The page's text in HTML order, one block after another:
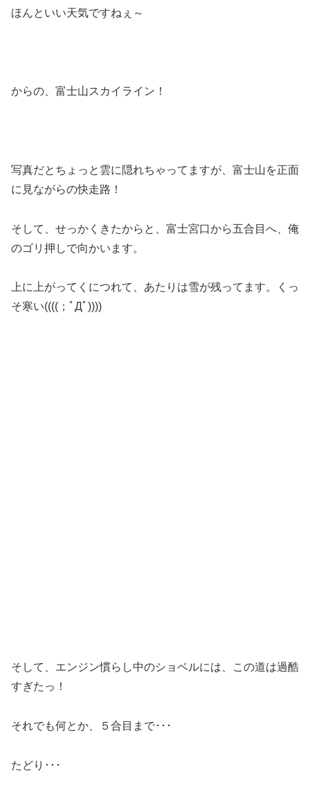
ほんといい天気ですねぇ～
からの、富士山スカイライン！
写真だとちょっと雲に隠れちゃってますが、富士山を正面
に見ながらの快走路！
そして、せっかくきたからと、富士宮口から五合目へ、俺
のゴリ押しで向かいます。
上に上がってくにつれて、あたりは雪が残ってます。くっ
そ寒い((((；ﾟДﾟ))))
そして、エンジン慣らし中のショベルには、この道は過酷
すぎたっ！
それでも何とか、５合目まで･･･
たどり･･･